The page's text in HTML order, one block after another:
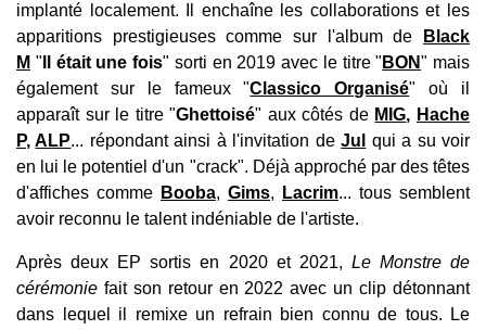
implanté localement. Il enchaîne les collaborations et les
apparitions prestigieuses comme sur l'album de
Black
M " Il était une fois" sorti en 2019 avec le titre " BON" mais
également sur le fameux "Classico Organisé" où il
apparaît sur le titre "Ghettoisé" aux côtés de MIG, Hache
P,ALP... répondant ainsi à l'invitation deJul
qui a su voir
en lui le potentiel d'un "crack". Déjà approché par des têtes
d'affiches comme Booba, Gims, Lacrim... tous semblent
avoir reconnu le talent indéniable de l'artiste.
Après deux EP sortis en 2020 et 2021, Le Monstre de
cérémonie fait son retour en 2022 avec un clip détonnant
dans lequel il remixe un refrain bien connu de tous. Le